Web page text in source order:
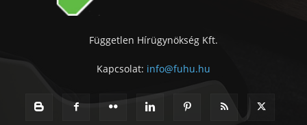
Független Hírügynökség Kft.
Kapcsolat: info@fuhu.hu